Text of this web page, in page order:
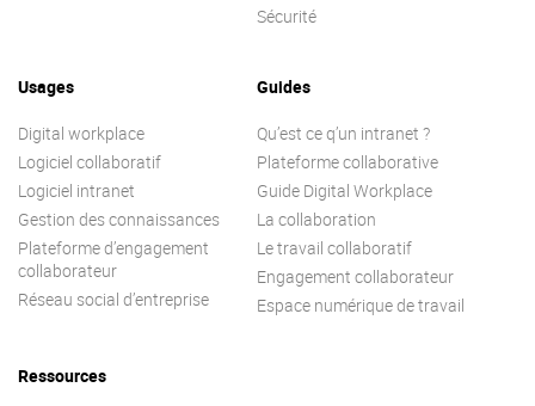
Sécurité
Usages
Digital workplace
Logiciel collaboratif
Logiciel intranet
Gestion des connaissances
Plateforme d’engagement
collaborateur
Réseau social d’entreprise
Guides
Qu’est ce q’un intranet ?
Plateforme collaborative
Guide Digital Workplace
La collaboration
Le travail collaboratif
Engagement collaborateur
Espace numérique de travail
Ressources